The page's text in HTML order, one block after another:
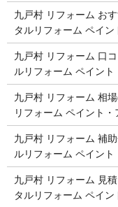
九戸村 リフォーム お
タルリフォーム ペイ
九戸村 リフォーム 口
ルリフォーム ペイン
九戸村 リフォーム 相
リフォーム ペイント
九戸村 リフォーム 補
ルリフォーム ペイン
九戸村 リフォーム 見
タルリフォーム ペイ